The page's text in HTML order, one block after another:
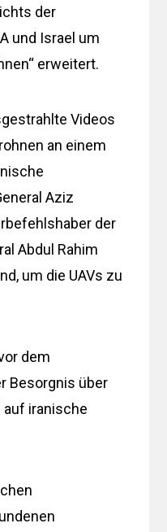
der
und Israel um
erweitert.
Videos
an einem
Aziz
der
Abdul Rahim
um die UAVs zu
dem
Besorgnis über
iranische